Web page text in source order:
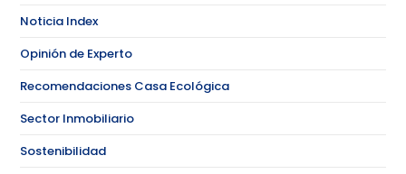
Noticia Index
Opinión de Experto
Recomendaciones Casa Ecológica
Sector Inmobiliario
Sostenibilidad